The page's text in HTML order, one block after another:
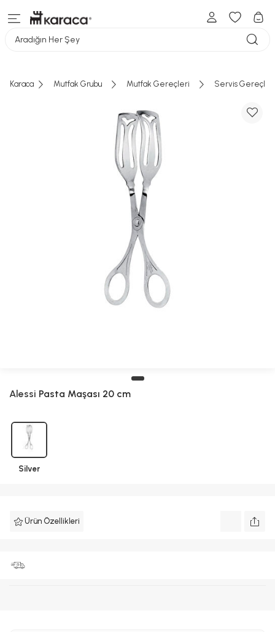
Aradığın Her Şey
Karaca Mutfak Grubu Mutfak Gereçleri Servis Gereçleri
Alessi Pasta Maşası 20 cm
Silver
Ürün Özellikleri